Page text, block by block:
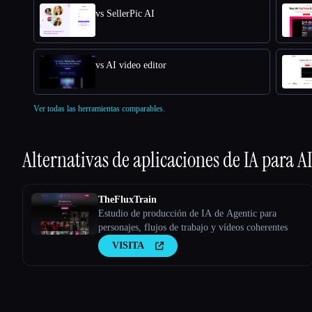
vs SellerPic AI
vs AI video editor
Ver todas las herramientas comparables.
Alternativas de aplicaciones de IA para
TheFluxTrain
Estudio de producción de IA de Agentic para
personajes, flujos de trabajo y vídeos coherentes
VISITA